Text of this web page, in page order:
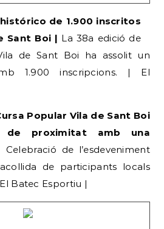
de 1.900 inscritos
Sant Boi | La 38a edició de
de Sant Boi ha assolit un
1.900 inscripcions. | El
Popular Vila de Sant Boi
de proximitat amb una
Celebració de l’esdeveniment
de participants locals
Batec Esportiu |